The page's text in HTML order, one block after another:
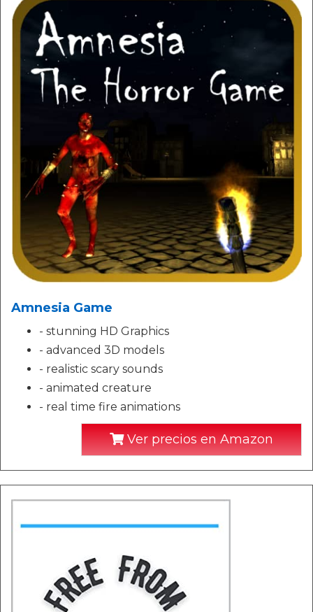
Amnesia Game
- stunning HD Graphics
- advanced 3D models
- realistic scary sounds
- animated creature
- real time fire animations
Ver precios en Amazon